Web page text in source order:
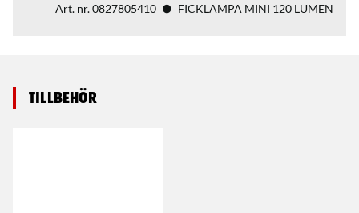
Art. nr.0827805410 FICKLAMPA MINI 120 LUMEN
Tillbehör